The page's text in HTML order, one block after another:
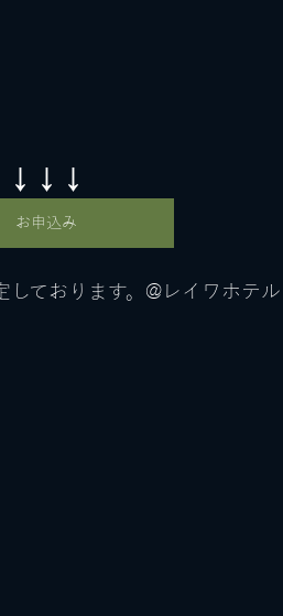
↓↓↓
お申込み
ております。@レイワホテル